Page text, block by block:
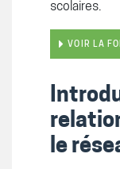
scolaires.
VOIR LA
le